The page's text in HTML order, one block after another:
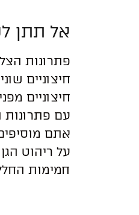
אל תתן
פתרונות
חיצוניים
חיצוניים
עם פתרונות
אתם
על ריהוט
חמימות